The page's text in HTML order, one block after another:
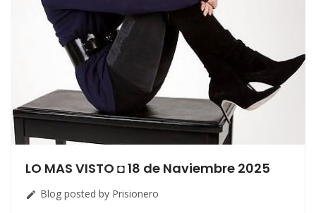
LO MAS VISTO ◘ 18 de Naviembre 2025
 Blog posted by Prisionero